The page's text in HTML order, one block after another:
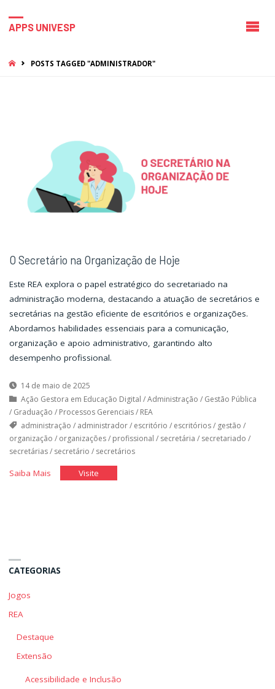
APPS UNIVESP
HOMEPOSTS TAGGED "ADMINISTRADOR"
O Secretário na Organização de Hoje
Este REA explora o papel estratégico do secretariado na
administração moderna, destacando a atuação de secretários e
secretárias na gestão eficiente de escritórios e organizações.
Abordamos habilidades essenciais para a comunicação,
organização e apoio administrativo, garantindo alto
desempenho profissional.
14 de maio de 2025
Ação Gestora em Educação Digital /Administração / Gestão Pública
/ Graduação / Processos Gerenciais/ REA
administração / administrador/ escritório / escritórios/ gestão /
organização / organizações/ profissional / secretária / secretariado /
secretárias/ secretário / secretários
Saiba Mais"O
Visite"O
CATEGORIAS
Jogos
REA
Destaque
Extensão
Acessibilidade e Inclusão